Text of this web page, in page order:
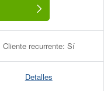
Cliente recurrente: Sí
Detalles